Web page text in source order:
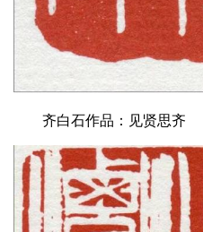
齐白石作品：见贤思齐